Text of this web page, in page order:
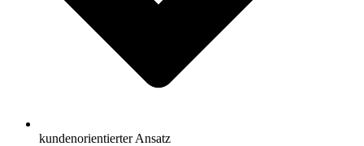
kundenorientierter Ansatz